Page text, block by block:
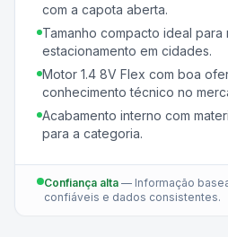
com a capota aberta.
Tamanho compacto ideal para
estacionamento em cidades.
Motor 1.4 8V Flex com boa
conhecimento técnico no
Acabamento interno com
para a categoria.
Confiança alta — Informação
confiáveis e dados consistentes.